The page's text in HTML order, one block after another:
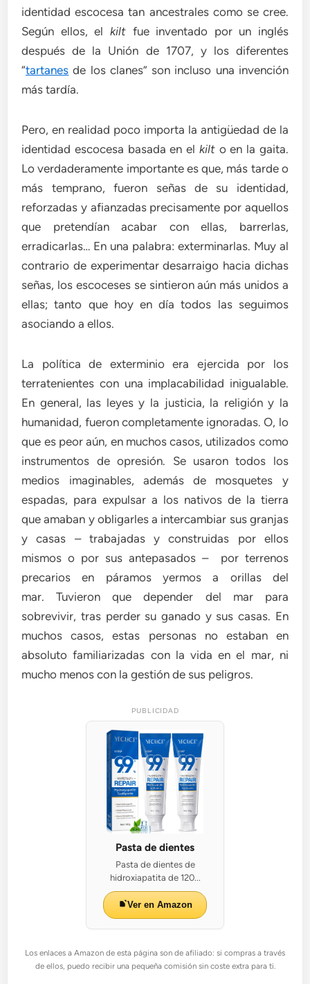
identidad escocesa tan ancestrales como se cree.
Según ellos, el kiltfue inventado por un inglés
después de la Unión de 1707, y los diferentes
“tartanes de los clanes” son incluso una invención
más tardía.
Pero, en realidad poco importa la antigüedad de la
identidad escocesa basada en el kilto en la gaita.
Lo verdaderamente importante es que, más tarde o
más temprano, fueron señas de su identidad,
reforzadas y afianzadas precisamente por aquellos
que pretendían acabar con ellas, barrerlas,
erradicarlas… En una palabra: exterminarlas. Muy al
contrario de experimentar desarraigo hacia dichas
señas, los escoceses se sintieron aún más unidos a
ellas; tanto que hoy en día todos las seguimos
asociando a ellos.
La política de exterminio era ejercida por los
terratenientes con una implacabilidad inigualable.
En general, las leyes y la justicia, la religión y la
humanidad, fueron completamente ignoradas. O, lo
que es peor aún, en muchos casos, utilizados como
instrumentos de opresión. Se usaron todos los
medios imaginables, además de mosquetes y
espadas, para expulsar a los nativos de la tierra
que amaban y obligarles a intercambiar sus granjas
y casas – trabajadas y construidas por ellos
mismos o por sus antepasados – por terrenos
precarios en páramos yermos a orillas del
mar. Tuvieron que depender del mar para
sobrevivir, tras perder su ganado y sus casas. En
muchos casos, estas personas no estaban en
absoluto familiarizadas con la vida en el mar, ni
mucho menos con la gestión de sus peligros.
PUBLICIDAD
Pasta de dientes
Pasta de dientes de
hidroxiapatita de 120...
Ver en Amazon
Los enlaces a Amazon de esta página son de afiliado: si compras a través
de ellos, puedo recibir una pequeña comisión sin coste extra para ti.